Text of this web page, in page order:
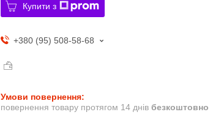
Купити з
+380 (95) 508-58-68
повернення товару протягом 14 днів безкоштовно